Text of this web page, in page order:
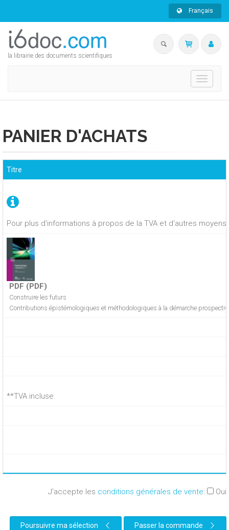
Français
la librairie des documents scientifiques
Toggle
PANIER D'ACHATS
Pour plus d'informations à propos de la TVA et d'autres
Titre
PDF (PDF)
Construire les futurs
Contributions épistémologiques et méthodologiques à la démarche
**TVA incluse.
J'accepte les conditions générales de vente: Oui
Poursuivre ma sélection Passer la commande